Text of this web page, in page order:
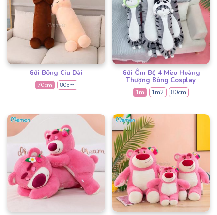
Gối Bông Ciu Dài
70cm 80cm
Gối Ôm Bộ 4 Mèo Hoàng
Thượng Bông Cosplay
1m 1m2 80cm